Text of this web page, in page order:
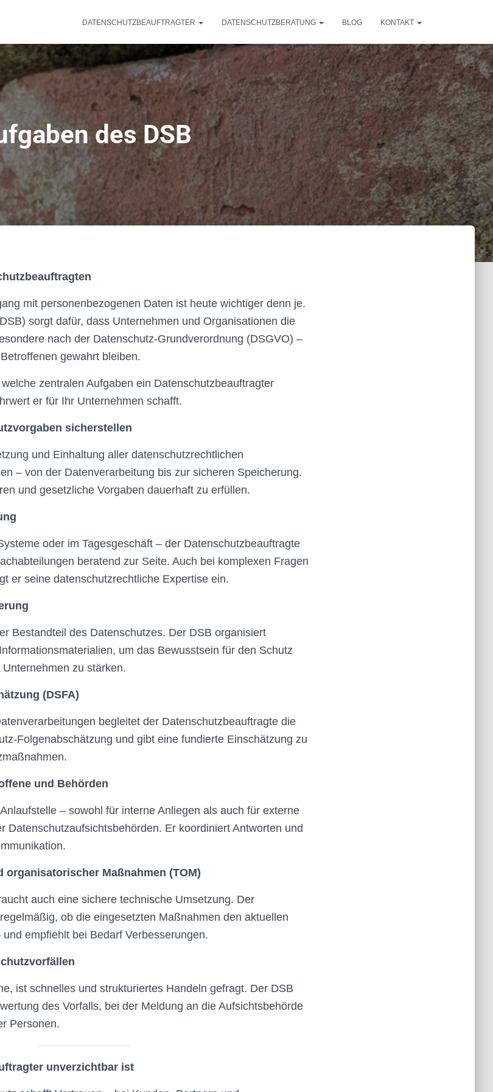
DATENSCHUTZBEAUFTRAGTER DATENSCHUTZBERATUNG BLOG KONTAKT
des DSB
mit personenbezogenen Daten ist heute wichtiger denn je.
sorgt dafür, dass Unternehmen und Organisationen die
nach der Datenschutz-Grundverordnung (DSGVO) –
gewahrt bleiben.
zentralen Aufgaben ein Datenschutzbeauftragter
er für Ihr Unternehmen schafft.
sicherstellen
und Einhaltung aller datenschutzrechtlichen
– von der Datenverarbeitung bis zur sicheren Speicherung.
und gesetzliche Vorgaben dauerhaft zu erfüllen.
oder im Tagesgeschäft – der Datenschutzbeauftragte
beratend zur Seite. Auch bei komplexen Fragen
er seine datenschutzrechtliche Expertise ein.
Bestandteil des Datenschutzes. Der DSB organisiert
um das Bewusstsein für den Schutz
zu stärken.
(DSFA)
begleitet der Datenschutzbeauftragte die
Folgenabschätzung und gibt eine fundierte Einschätzung zu
und Behörden
– sowohl für interne Anliegen als auch für externe
Datenschutzaufsichtsbehörden. Er koordiniert Antworten und
Maßnahmen (TOM)
auch eine sichere technische Umsetzung. Der
ob die eingesetzten Maßnahmen den aktuellen
empfiehlt bei Bedarf Verbesserungen.
ist schnelles und strukturiertes Handeln gefragt. Der DSB
des Vorfalls, bei der Meldung an die Aufsichtsbehörde
Personen.
unverzichtbar ist